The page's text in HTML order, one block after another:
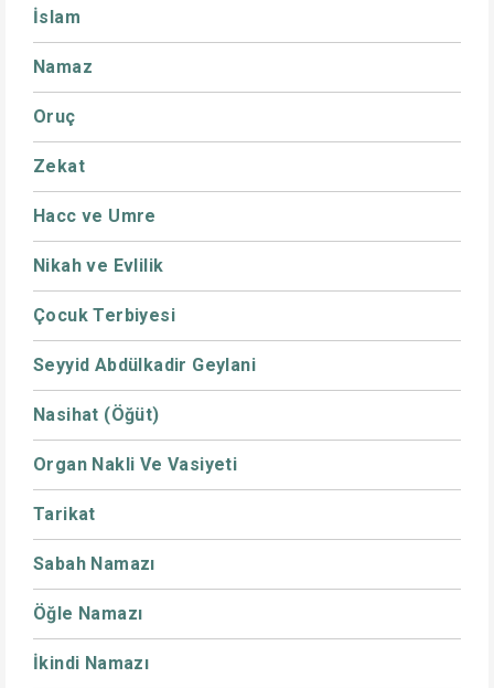
İslam
Namaz
Oruç
Zekat
Hacc ve Umre
Nikah ve Evlilik
Çocuk Terbiyesi
Seyyid Abdülkadir Geylani
Nasihat (Öğüt)
Organ Nakli Ve Vasiyeti
Tarikat
Sabah Namazı
Öğle Namazı
İkindi Namazı